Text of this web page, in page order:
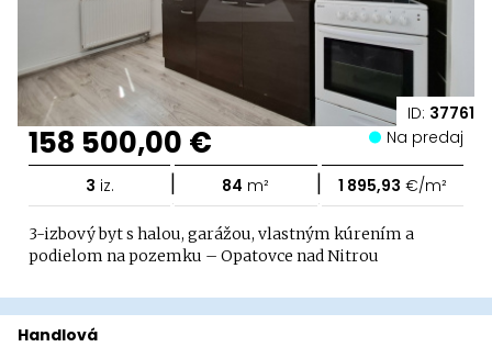
ID: 37761
158 500,00 € Na predaj
3 iz. | 84 m² | 1 895,93 €/m²
3-izbový byt s halou, garážou, vlastným kúrením a
podielom na pozemku – Opatovce nad Nitrou
Handlová